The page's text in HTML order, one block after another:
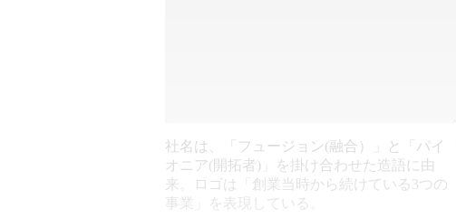
社名は、「フュージョン(融合）」と「パイ
オニア(開拓者)」を掛け合わせた造語に由
来。ロゴは「創業当時から続けている3つの
事業」を表現している。